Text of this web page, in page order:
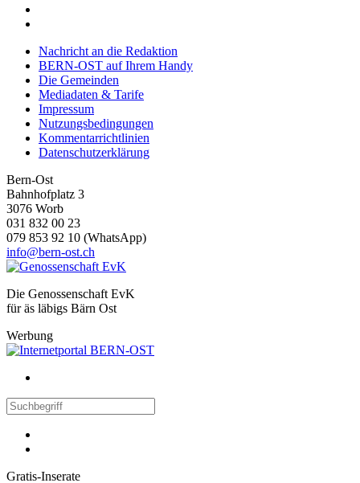
Nachricht an die Redaktion
BERN-OST auf Ihrem Handy
Die Gemeinden
Mediadaten & Tarife
Impressum
Nutzungsbedingungen
Kommentarrichtlinien
Datenschutzerklärung
Bern-Ost
Bahnhofplatz 3
3076 Worb
031 832 00 23
079 853 92 10 (WhatsApp)
info@bern-ost.ch
Die Genossenschaft EvK
für äs läbigs Bärn Ost
Werbung
Gratis-Inserate